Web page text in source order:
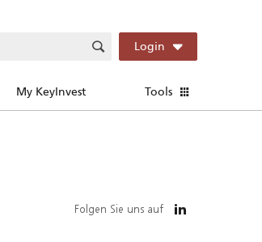
Login
My KeyInvest Tools
Folgen Sie uns auf